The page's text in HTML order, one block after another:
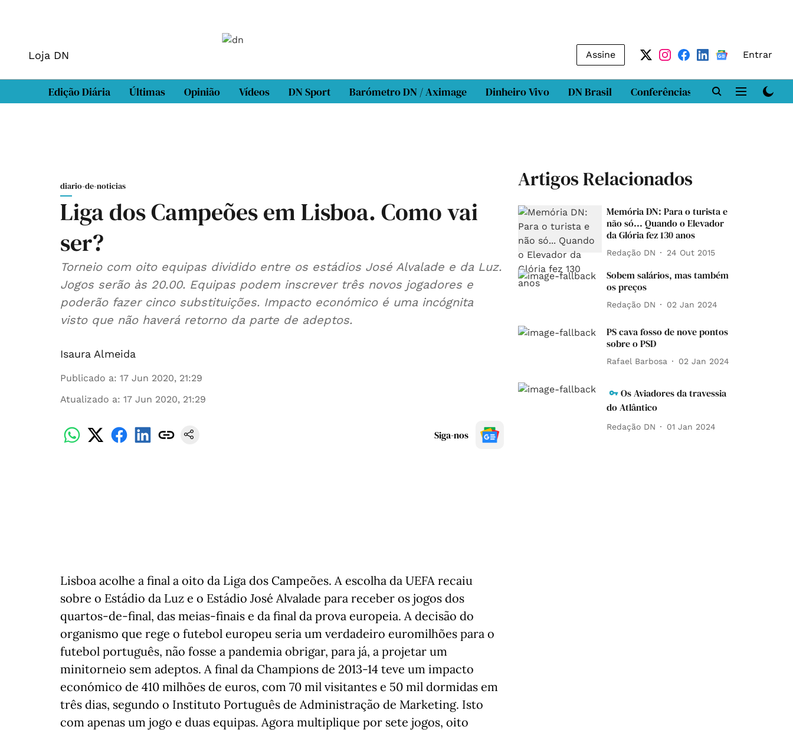
Loja DN Assine Entrar
Edição Diária Últimas Opinião Vídeos DN Sport Barómetro DN / Aximage Dinheiro Vivo DN Brasil Conferências DN LAB
diario-de-noticias
Liga dos Campeões em Lisboa. Como vai
ser?
Torneio com oito equipas dividido entre os estádios José Alvalade e da Luz.
Jogos serão às 20.00. Equipas podem inscrever três novos jogadores e
poderão fazer cinco substituições. Impacto económico é uma incógnita
visto que não haverá retorno da parte de adeptos.
Isaura Almeida
Publicado a: 17 Jun 2020, 21:29
Atualizado a: 17 Jun 2020, 21:29
Siga-nos
Lisboa acolhe a final a oito da Liga dos Campeões. A escolha da UEFA recaiu
sobre o Estádio da Luz e o Estádio José Alvalade para receber os jogos dos
quartos-de-final, das meias-finais e da final da prova europeia. A decisão do
organismo que rege o futebol europeu seria um verdadeiro euromilhões para o
futebol português, não fosse a pandemia obrigar, para já, a projetar um
minitorneio sem adeptos. A final da Champions de 2013-14 teve um impacto
económico de 410 milhões de euros, com 70 mil visitantes e 50 mil dormidas em
três dias, segundo o Instituto Português de Administração de Marketing. Isto
com apenas um jogo e duas equipas. Agora multiplique por sete jogos, oito
Artigos Relacionados
Memória DN: Para o turista e
não só... Quando o Elevador
da Glória fez 130 anos
Redação DN 24 Out 2015
Sobem salários, mas também
os preços
Redação DN 02 Jan 2024
PS cava fosso de nove pontos
sobre o PSD
Rafael Barbosa 02 Jan 2024
Os Aviadores da travessia
do Atlântico
Redação DN 01 Jan 2024